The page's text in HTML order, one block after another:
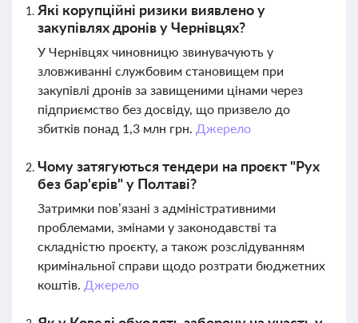
Які корупційні ризики виявлено у
закупівлях дронів у Чернівцях?
У Чернівцях чиновницю звинувачують у
зловживанні службовим становищем при
закупівлі дронів за завищеними цінами через
підприємство без досвіду, що призвело до
збитків понад 1,3 млн грн. Джерело
Чому затягуються тендери на проєкт "Рух
без бар'єрів" у Полтаві?
Затримки пов’язані з адміністративними
проблемами, змінами у законодавстві та
складністю проєкту, а також розслідуванням
кримінальної справи щодо розтрати бюджетних
коштів. Джерело